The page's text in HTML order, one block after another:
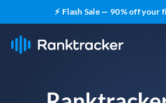
⚡ Flash Sale — 90% off